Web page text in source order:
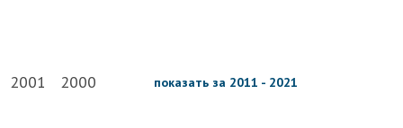
2001 2000 показать за 2011 - 2021